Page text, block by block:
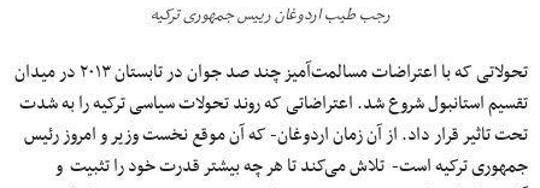
رجب طیب اردوغان رییس جمهوری ترکیه
تحولاتی که با اعتراضات مسالمت‌آمیز چند صد جوان در تابستان ۲۰۱۳ در میدان
تقسیم استانبول شروع شد. اعتراضاتی که روند تحولات سیاسی ترکیه را به شدت
تحت تاثیر قرار داد. از آن زمان اردوغان- که آن موقع نخست وزیر و امروز رئیس
جمهوری ترکیه است- تلاش می‌کند تا هر چه بیشتر قدرت خود را تثبیت و